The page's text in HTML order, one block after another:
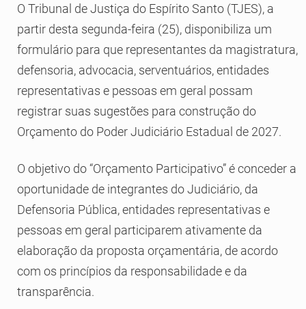
O Tribunal de Justiça do Espírito Santo (TJES), a
partir desta segunda-feira (25), disponibiliza um
formulário para que representantes da magistratura,
defensoria, advocacia, serventuários, entidades
representativas e pessoas em geral possam
registrar suas sugestões para construção do
Orçamento do Poder Judiciário Estadual de 2027.
O objetivo do “Orçamento Participativo” é conceder a
oportunidade de integrantes do Judiciário, da
Defensoria Pública, entidades representativas e
pessoas em geral participarem ativamente da
elaboração da proposta orçamentária, de acordo
com os princípios da responsabilidade e da
transparência.